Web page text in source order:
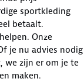
sportkleding
betaalt.
Onze
je nu advies nodig
we zijn er om je te
maken.